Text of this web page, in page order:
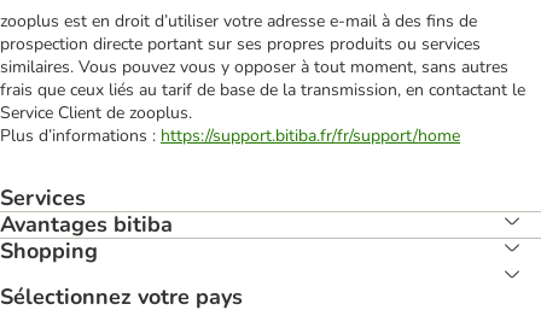
zooplus est en droit d’utiliser votre adresse e‑mail à des fins de
prospection directe portant sur ses propres produits ou services
similaires. Vous pouvez vous y opposer à tout moment, sans autres
frais que ceux liés au tarif de base de la transmission, en contactant le
Service Client de zooplus.
Plus d’informations : https://support.bitiba.fr/fr/support/home
Services
Avantages bitiba
Shopping
Sélectionnez votre pays